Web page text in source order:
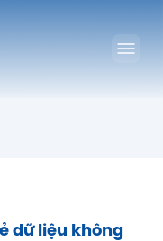
dữ liệu không